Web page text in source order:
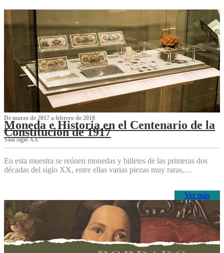
De marzo de 2017 a febrero de 2018
Moneda e Historia en el Centenario de la
Constitución de 1917
Sala siglo XX
En esta muestra se reúnen monedas y billetes de las primeras dos
décadas del siglo XX, entre ellas varias piezas muy raras,…
Ver más